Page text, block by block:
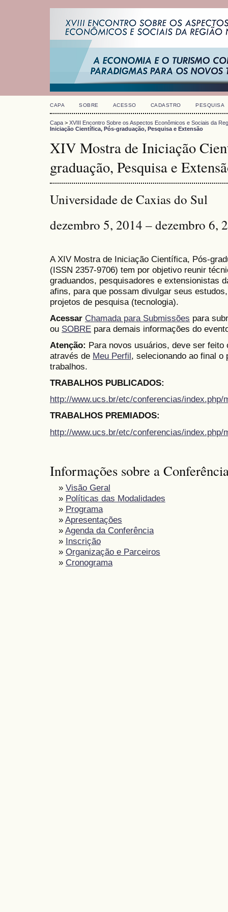
CAPA SOBRE ACESSO CADASTRO PESQUISA
Capa > XVIII Encontro Sobre os Aspectos Econômicos e Sociais da
Iniciação Científica, Pós-graduação, Pesquisa e Extensão
XIV Mostra de Iniciação
graduação, Pesquisa e
Universidade de Caxias do Sul
dezembro 5, 2014 – dezembro 6,
A XIV Mostra de Iniciação Científica, Pós-
(ISSN 2357-9706) tem por objetivo reunir
graduandos, pesquisadores e extensionistas
afins, para que possam divulgar seus
projetos de pesquisa (tecnologia).
Acessar Chamada para Submissões para
ou SOBRE para demais informações do
Atenção: Para novos usuários, deve ser
através de Meu Perfil, selecionando ao final o
trabalhos.
TRABALHOS PUBLICADOS:
http://www.ucs.br/etc/conferencias/
TRABALHOS PREMIADOS:
http://www.ucs.br/etc/conferencias/index.php/
Informações sobre a
» Visão Geral
» Políticas das Modalidades
» Programa
» Apresentações
» Agenda da Conferência
» Inscrição
» Organização e Parceiros
» Cronograma